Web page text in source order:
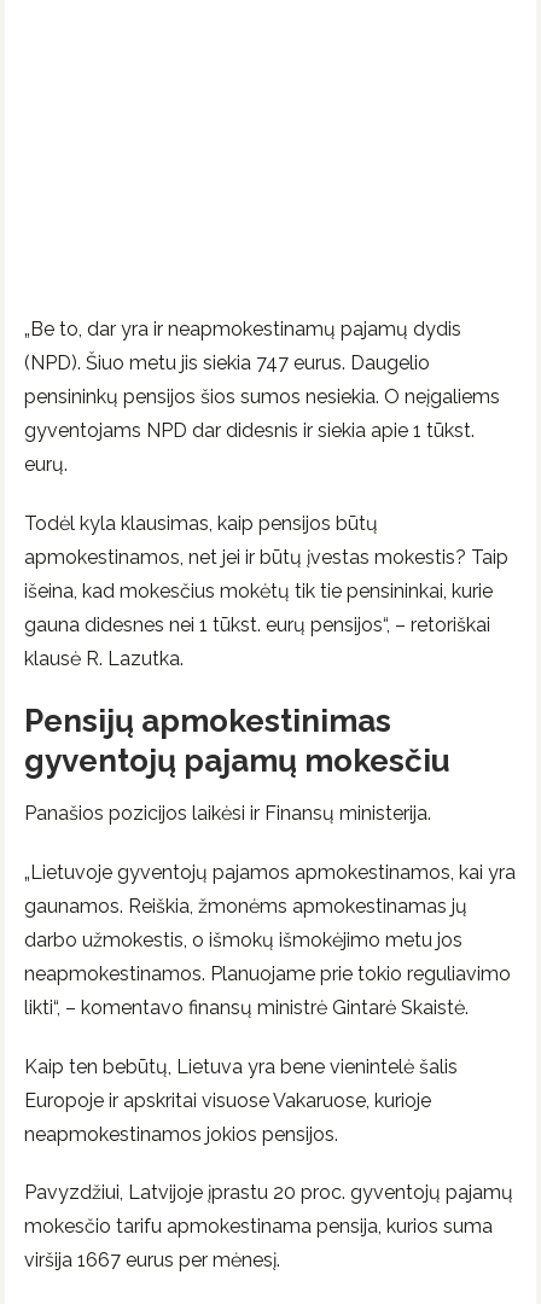
„Be to, dar yra ir neapmokestinamų pajamų dydis
(NPD). Šiuo metu jis siekia 747 eurus. Daugelio
pensininkų pensijos šios sumos nesiekia. O neįgaliems
gyventojams NPD dar didesnis ir siekia apie 1 tūkst.
eurų.
Todėl kyla klausimas, kaip pensijos būtų
apmokestinamos, net jei ir būtų įvestas mokestis? Taip
išeina, kad mokesčius mokėtų tik tie pensininkai, kurie
gauna didesnes nei 1 tūkst. eurų pensijos“, – retoriškai
klausė R. Lazutka.
Pensijų apmokestinimas
gyventojų pajamų mokesčiu
Panašios pozicijos laikėsi ir Finansų ministerija.
„Lietuvoje gyventojų pajamos apmokestinamos, kai yra
gaunamos. Reiškia, žmonėms apmokestinamas jų
darbo užmokestis, o išmokų išmokėjimo metu jos
neapmokestinamos. Planuojame prie tokio reguliavimo
likti“, – komentavo finansų ministrė Gintarė Skaistė.
Kaip ten bebūtų, Lietuva yra bene vienintelė šalis
Europoje ir apskritai visuose Vakaruose, kurioje
neapmokestinamos jokios pensijos.
Pavyzdžiui, Latvijoje įprastu 20 proc. gyventojų pajamų
mokesčio tarifu apmokestinama pensija, kurios suma
viršija 1667 eurus per mėnesį.